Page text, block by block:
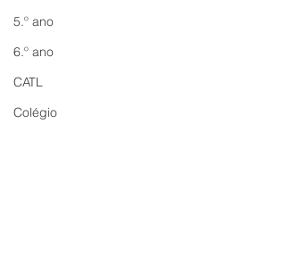
5.º ano
6.º ano
CATL
Colégio